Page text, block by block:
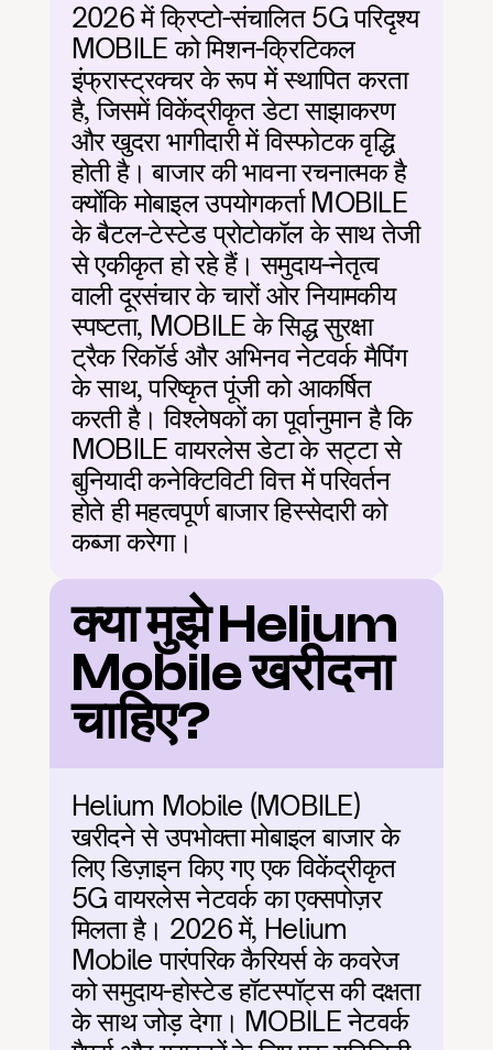
2026 में क्रिप्टो-संचालित 5G परिदृश्य
MOBILE को मिशन-क्रिटिकल
इंफ्रास्ट्रक्चर के रूप में स्थापित करता
है, जिसमें विकेंद्रीकृत डेटा साझाकरण
और खुदरा भागीदारी में विस्फोटक वृद्धि
होती है। बाजार की भावना रचनात्मक है
क्योंकि मोबाइल उपयोगकर्ता MOBILE
के बैटल-टेस्टेड प्रोटोकॉल के साथ तेजी
से एकीकृत हो रहे हैं। समुदाय-नेतृत्व
वाली दूरसंचार के चारों ओर नियामकीय
स्पष्टता, MOBILE के सिद्ध सुरक्षा
ट्रैक रिकॉर्ड और अभिनव नेटवर्क मैपिंग
के साथ, परिष्कृत पूंजी को आकर्षित
करती है। विश्लेषकों का पूर्वानुमान है कि
MOBILE वायरलेस डेटा के सट्टा से
बुनियादी कनेक्टिविटी वित्त में परिवर्तन
होते ही महत्वपूर्ण बाजार हिस्सेदारी को
कब्जा करेगा।
क्या मुझे Helium
Mobile खरीदना
चाहिए?
Helium Mobile (MOBILE)
खरीदने से उपभोक्ता मोबाइल बाजार के
लिए डिज़ाइन किए गए एक विकेंद्रीकृत
5G वायरलेस नेटवर्क का एक्सपोज़र
मिलता है। 2026 में, Helium
Mobile पारंपरिक कैरियर्स के कवरेज
को समुदाय-होस्टेड हॉटस्पॉट्स की दक्षता
के साथ जोड़ देगा। MOBILE नेटवर्क